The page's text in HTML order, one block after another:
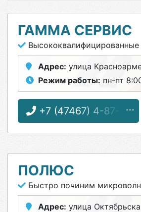
ГАММА СЕРВИС
Адрес: улица
Режим работы: пн-пт
+7 (47467) 4-87-31
ПОЛЮС
Быстро починим
Адрес: улица